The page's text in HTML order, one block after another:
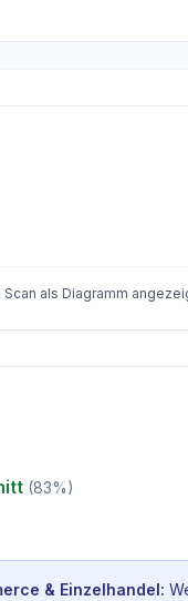
als Diagramm
(83%)
& Einzelhandel: